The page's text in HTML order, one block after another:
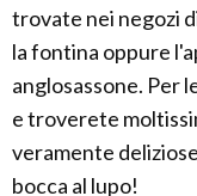
trovate nei negozi
la fontina oppure
anglosassone. Per
e troverete
veramente
bocca al lupo!